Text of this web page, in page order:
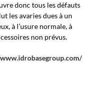
donc tous les défauts
les avaries dues à un
à l’usure normale, à
non prévus.